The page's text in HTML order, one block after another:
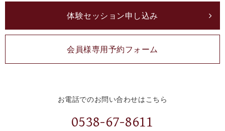
体験セッション申し込み
会員様専用予約フォーム
お電話でのお問い合わせはこちら
0538-67-8611